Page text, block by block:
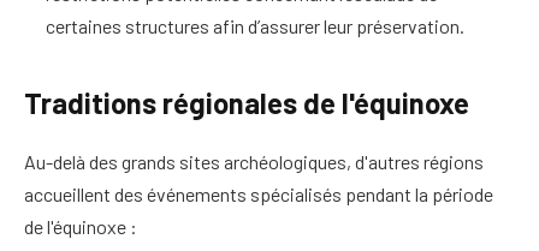
certaines structures afin d’assurer leur préservation.
Traditions régionales de l'équinoxe
Au-delà des grands sites archéologiques, d'autres régions
accueillent des événements spécialisés pendant la période
de l'équinoxe :